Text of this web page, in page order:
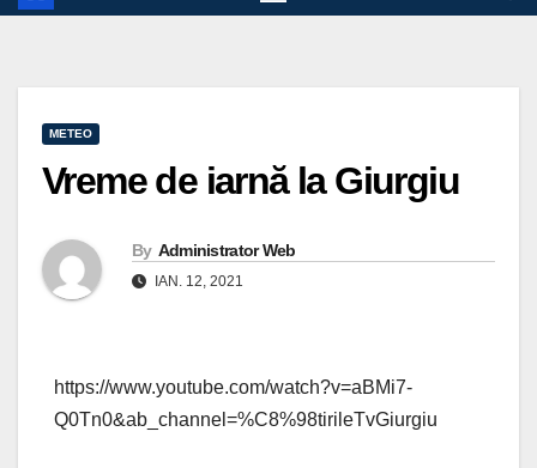
METEO
Vreme de iarnă la Giurgiu
By Administrator Web
IAN. 12, 2021
https://www.youtube.com/watch?v=aBMi7-
Q0Tn0&ab_channel=%C8%98tirileTvGiurgiu